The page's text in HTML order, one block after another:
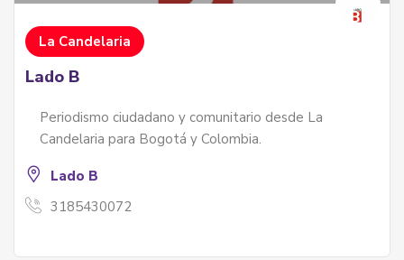
La Candelaria
Lado B
Periodismo ciudadano y comunitario desde La
Candelaria para Bogotá y Colombia.
Lado B
3185430072